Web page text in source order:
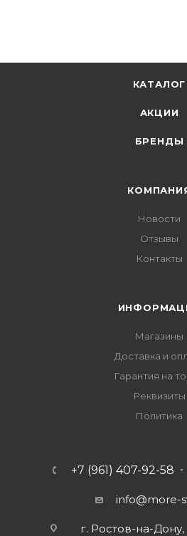
КАТАЛОГ
АКЦИИ
БРЕНДЫ
Новости
Отзывы
Контакты
Магазины
Доставка и
Гарантия на
Реквизиты
Политика
+7 (961) 407-92-58
info@more-
г. Ростов-на-